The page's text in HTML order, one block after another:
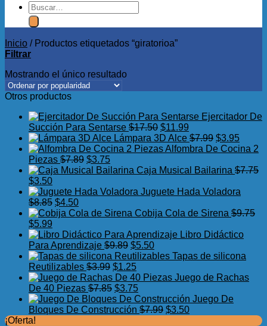
Buscar
por:
Inicio /Productos etiquetados “giratorioa”
Filtrar
Mostrando el único resultado
Otros productos
Ejercitador De
Succión Para Sentarse $17.50 El
precio
original
$17.50.
$11.99
precio
actual
$11.99.
Lámpara 3D Alce $7.99 El
precio
era:
$3.95El
precio
es:
Alfombra De Cocina 2
Piezas $7.89 El
precio
era:
$3.75El
precio
es:
Caja Musical Bailarina $7.75
El
precio
original
era:
$7.75.
$3.50El
precio
actual
es:
Juguete Hada Voladora
$8.85 El
precio
era:
$8.85.
$4.50El
precio
es:
$4.50.
Cobija Cola de Sirena $9.75
El
precio
original
era:
$9.75.
$5.99
precio
actual
es:
$5.99.
Libro Didáctico
Para Aprendizaje $9.89 El
precio
original
era:
$9.89.
$5.50El
precio
es:
Tapas de silicona
Reutilizables $3.99 El
precio
original
era:
$3.99.
$1.25El
precio
actual
es:
$1.25.
Juego de Rachas
De 40 Piezas $7.85 El
precio
original
$3.75El
precio
actual
Juego De
Bloques De Construcción $7.99 El
$3.50El
¡Oferta!